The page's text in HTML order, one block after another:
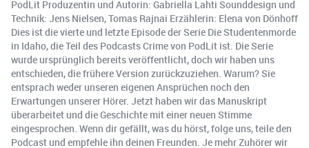
PodLit Produzentin und Autorin: Gabriella Lahti Sounddesign und
Technik: Jens Nielsen, Tomas Rajnai Erzählerin: Elena von Dönhoff
Dies ist die vierte und letzte Episode der Serie Die Studentenmorde
in Idaho, die Teil des Podcasts Crime von PodLit ist. Die Serie
wurde ursprünglich bereits veröffentlicht, doch wir haben uns
entschieden, die frühere Version zurückzuziehen. Warum? Sie
entsprach weder unseren eigenen Ansprüchen noch den
Erwartungen unserer Hörer. Jetzt haben wir das Manuskript
überarbeitet und die Geschichte mit einer neuen Stimme
eingesprochen. Wenn dir gefällt, was du hörst, folge uns, teile den
Podcast und empfehle ihn deinen Freunden. Je mehr Zuhörer wir